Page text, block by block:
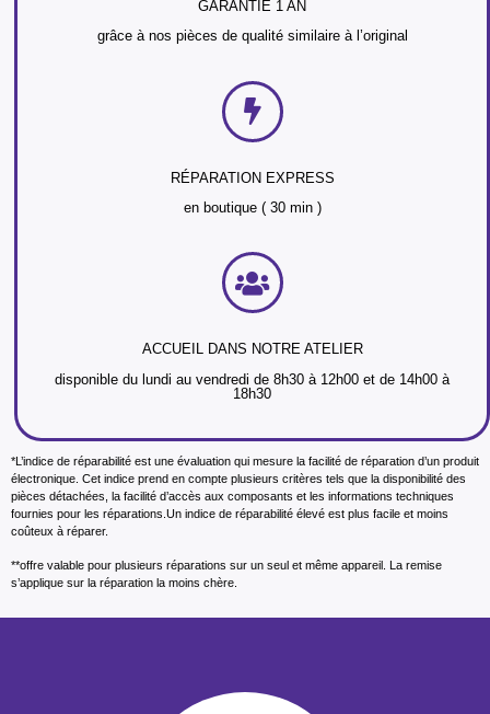
GARANTIE 1 AN
grâce à nos pièces de qualité similaire à l’original
RÉPARATION EXPRESS
en boutique ( 30 min )
ACCUEIL DANS NOTRE ATELIER
disponible du lundi au vendredi de 8h30 à 12h00 et de 14h00 à
18h30
*L’indice de réparabilité est une évaluation qui mesure la facilité de réparation d’un produit
électronique. Cet indice prend en compte plusieurs critères tels que la disponibilité des
pièces détachées, la facilité d’accès aux composants et les informations techniques
fournies pour les réparations.Un indice de réparabilité élevé est plus facile et moins
coûteux à réparer.
**offre valable pour plusieurs réparations sur un seul et même appareil. La remise
s’applique sur la réparation la moins chère.